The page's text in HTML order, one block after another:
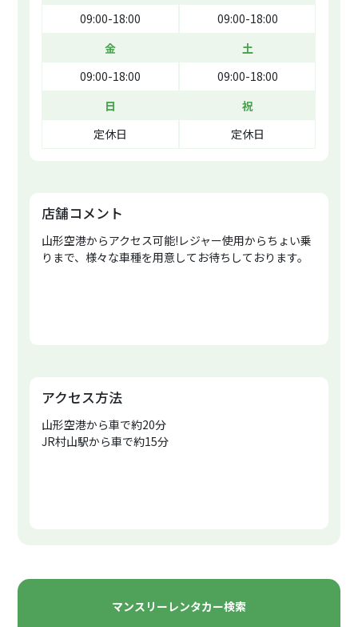
09:00-18:00
09:00-18:00
金
09:00-18:00
土
09:00-18:00
日
定休日
祝
定休日
店舗コメント
山形空港からアクセス可能!レジャー使用からちょい乗
りまで、様々な車種を用意してお待ちしております。
アクセス方法
山形空港から車で約20分
JR村山駅から車で約15分
マンスリーレンタカー検索